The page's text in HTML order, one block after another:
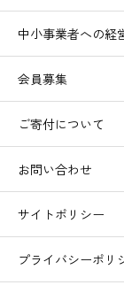
中小事業者への経
会員募集
ご寄付について
お問い合わせ
サイトポリシー
プライバシーポリ